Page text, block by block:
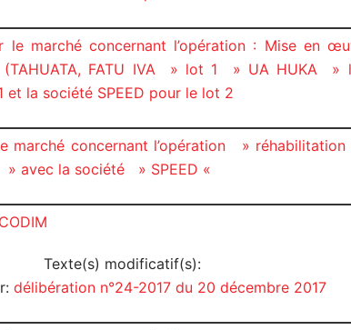
le marché concernant l’opération : Mise en
(TAHUATA, FATU IVA » lot 1 » UA HUKA
et la société SPEED pour le lot 2
marché concernant l’opération » réhabilitation
» avec la société » SPEED «
Texte(s) modificatif(s):
délibération n°24-2017 du 20 décembre 2017